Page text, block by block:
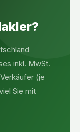
inkl. MwSt.
(je
Sie mit